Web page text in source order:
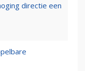
directie een